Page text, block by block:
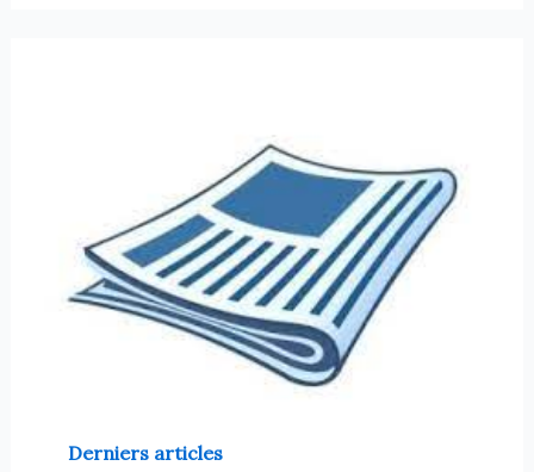
Derniers articles